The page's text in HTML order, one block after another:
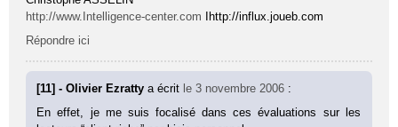
http://www.Intelligence-center.com Ihttp://influx.joueb.com
Répondre ici
[11] - Olivier Ezrattya écrit le 3 novembre 2006 :
En effet, je me suis focalisé dans ces évaluations sur les